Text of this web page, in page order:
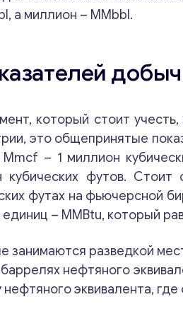
а миллион – MMbbl.
который стоит
это общепринятые
Mmcf – 1 миллион
кубических футов.
футах на фьючерсной
– MMBtu, который
занимаются разведкой
нефтяного
эквивалента,